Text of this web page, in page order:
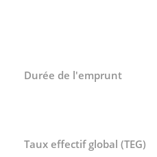
Durée de l'emprunt
Taux effectif global (TEG)